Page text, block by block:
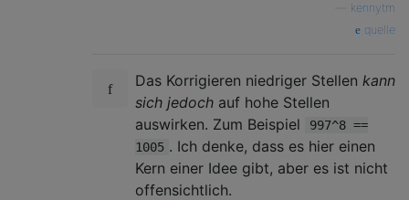
kennytm
quelle
Das Korrigieren niedriger Stellen kann
sich jedoch auf hohe Stellen
auswirken. Zum Beispiel
997^8 ==
1005 . Ich denke, dass es hier einen
Kern einer Idee gibt, aber es ist nicht
offensichtlich.